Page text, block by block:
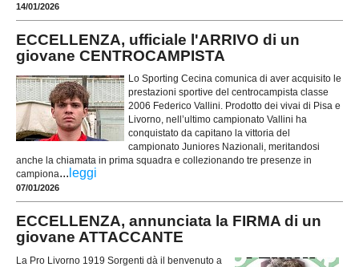
14/01/2026
ECCELLENZA, ufficiale l'ARRIVO di un
giovane CENTROCAMPISTA
Lo Sporting Cecina comunica di aver acquisito le
prestazioni sportive del centrocampista classe
2006 Federico Vallini. Prodotto dei vivai di Pisa e
Livorno, nell’ultimo campionato Vallini ha
conquistato da capitano la vittoria del
campionato Juniores Nazionali, meritandosi
anche la chiamata in prima squadra e collezionando tre presenze in
campiona... leggi
07/01/2026
ECCELLENZA, annunciata la FIRMA di un
giovane ATTACCANTE
La Pro Livorno 1919 Sorgenti dà il benvenuto a